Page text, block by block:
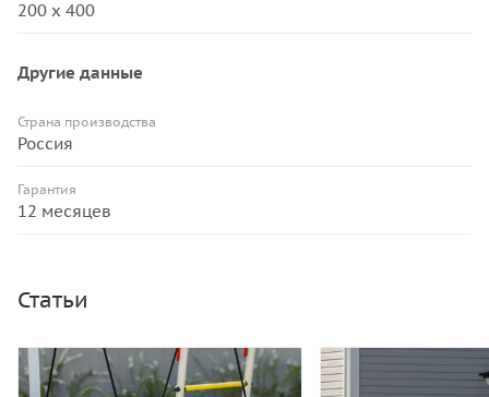
200 х 400
Другие данные
Страна производства
Россия
Гарантия
12 месяцев
Статьи